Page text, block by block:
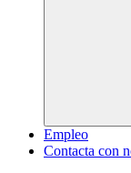
Empleo
Contacta con